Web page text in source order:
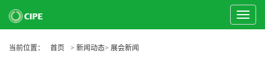
Toggle
当前位置：
首页 > 新闻动态> 展会新闻